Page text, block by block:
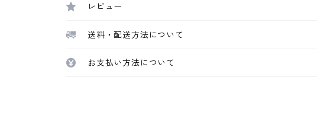
レビュー
送料・配送方法について
お支払い方法について